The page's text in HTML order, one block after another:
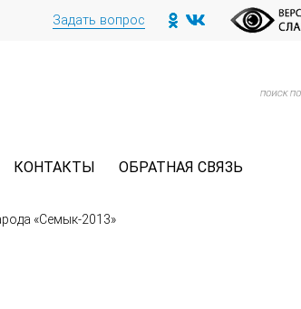
Задать вопрос
КОНТАКТЫ ОБРАТНАЯ СВЯЗЬ
«Семык-2013»